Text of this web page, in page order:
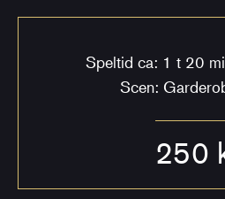
Speltid ca: 1 t 20
Scen:
250